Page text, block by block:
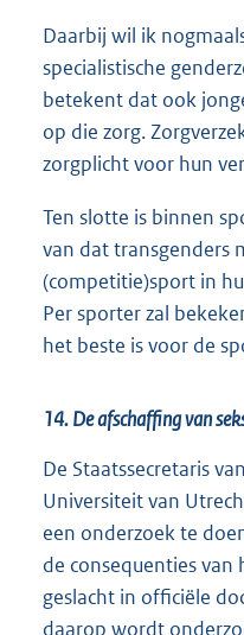
Daarbij wil ik
specialistische
betekent dat ook
op die zorg.
zorgplicht voor hun
Ten slotte is binnen
van dat transgenders
(competitie)sport in
Per sporter zal
het beste is voor de
14. De afschaffing van
De Staatssecretaris
Universiteit van
een onderzoek te
de consequenties
geslacht in officiële
daarop wordt